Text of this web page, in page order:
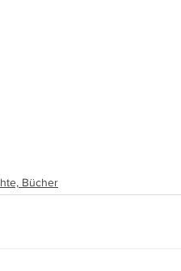
Bücher